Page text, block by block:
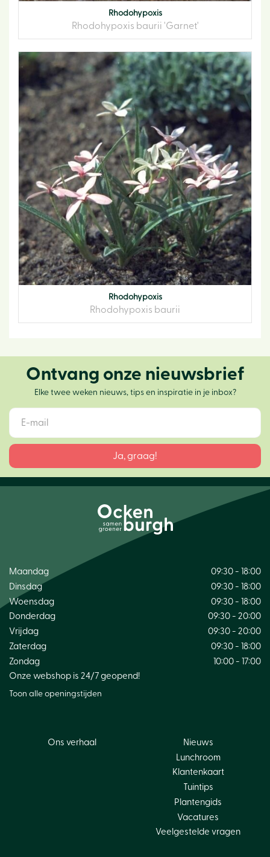
Rhodohypoxis
Rhodohypoxis baurii 'Garnet'
Rhodohypoxis
Rhodohypoxis baurii
Ontvang onze nieuwsbrief
Elke twee weken nieuws, tips en inspiratie in je inbox?
Maandag
09:30 - 18:00
Dinsdag
09:30 - 18:00
Woensdag
09:30 - 18:00
Donderdag
09:30 - 20:00
Vrijdag
09:30 - 20:00
Zaterdag
09:30 - 18:00
Zondag
10:00 - 17:00
Onze webshop is 24/7 geopend!
Toon alle openingstijden
Ons verhaal
Nieuws
Lunchroom
Klantenkaart
Tuintips
Plantengids
Vacatures
Veelgestelde vragen